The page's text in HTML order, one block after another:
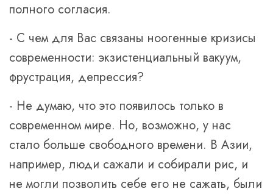
полного согласия.
- С чем для Вас связаны ноогенные кризисы
современности: экзистенциальный вакуум,
фрустрация, депрессия?
- Не думаю, что это появилось только в
современном мире. Но, возможно, у нас
стало больше свободного времени. В Азии,
например, люди сажали и собирали рис, и
не могли позволить себе его не сажать, были